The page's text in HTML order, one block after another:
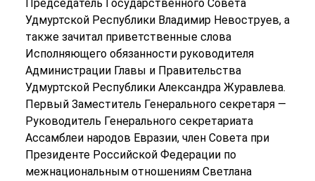
Председатель Государственного Совета
Удмуртской Республики Владимир Невоструев, а
также зачитал приветственные слова
Исполняющего обязанности руководителя
Администрации Главы и Правительства
Удмуртской Республики Александра Журавлева.
Первый Заместитель Генерального секретаря —
Руководитель Генерального секретариата
Ассамблеи народов Евразии, член Совета при
Президенте Российской Федерации по
межнациональным отношениям Светлана